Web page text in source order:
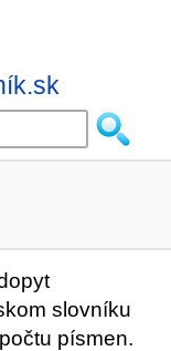
slovníku
písmen.